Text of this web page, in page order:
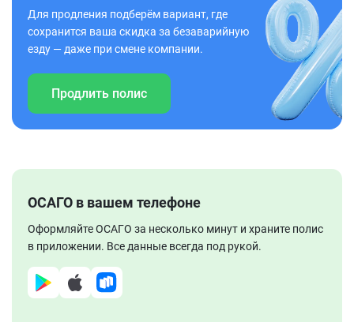
Для продления подберём вариант, где
сохранится ваша скидка за безаварийную
езду — даже при смене компании.
Продлить полис
ОСАГО в вашем телефоне
Оформляйте ОСАГО за несколько минут и храните полис
в приложении. Все данные всегда под рукой.